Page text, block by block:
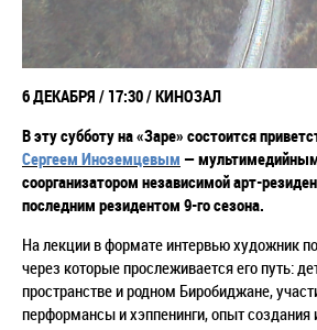
6 ДЕКАБРЯ / 17:30 / КИНОЗАЛ
В эту субботу на «Заре» состоится
Сергеем Иноземцевым —
соорганизатором независимой арт-
последним резидентом 9-го сезона.
На лекции в формате интервью художник
через которые прослеживается его путь:
пространстве и родном Биробиджане,
перформансы и хэппенинги, опыт создания